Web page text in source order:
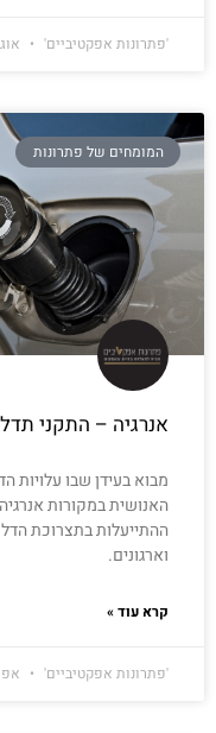
'פתרונות אפקטיביים'
המומחים של פתרונות
אנרגיה – התקני
מבוא בעידן שבו עלויות
האנושית במקורות
ההתייעלות בתצרוכת
וארגונים.
קרא עוד »
'פתרונות אפקטיביים' אפריל